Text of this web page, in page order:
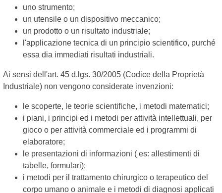
uno strumento;
un utensile o un dispositivo meccanico;
un prodotto o un risultato industriale;
l'applicazione tecnica di un principio scientifico, purché
essa dia immediati risultati industriali.
Ai sensi dell'art. 45 d.lgs. 30/2005 (Codice della Proprietà
Industriale) non vengono considerate invenzioni:
le scoperte, le teorie scientifiche, i metodi matematici;
i piani, i principi ed i metodi per attività intellettuali, per
gioco o per attività commerciale ed i programmi di
elaboratore;
le presentazioni di informazioni ( es: allestimenti di
tabelle, formulari);
i metodi per il trattamento chirurgico o terapeutico del
corpo umano o animale e i metodi di diagnosi applicati